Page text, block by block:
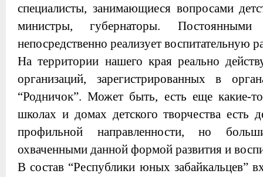
специалисты, занимающиеся вопросами
министры, губернаторы.
непосредственно реализует воспитательную
На территории нашего края реально
организаций, зарегистрированных в
“Родничок”. Может быть, есть еще
школах и домах детского творчества есть
профильной направленности, но
охваченными данной формой развития и
В состав “Республики юных забайкальцев”